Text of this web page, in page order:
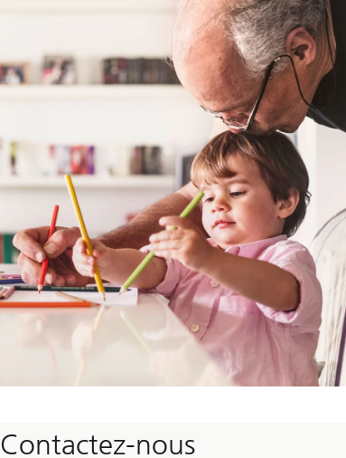
Contactez-nous